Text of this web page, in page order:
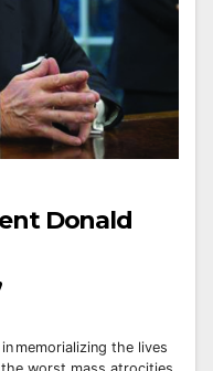
Donald
memorializing the lives